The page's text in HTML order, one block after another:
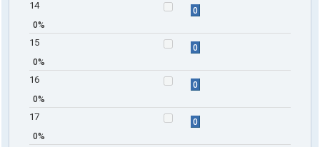
14
0
0%
15
0
0%
16
0
0%
17
0
0%